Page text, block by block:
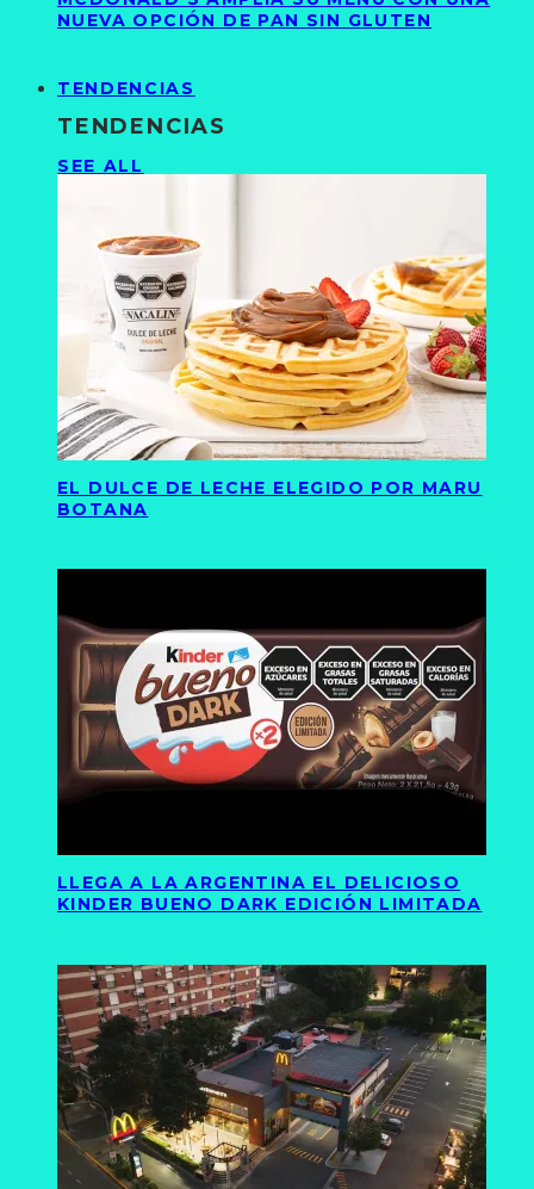
NUEVA OPCIÓN DE PAN SIN GLUTEN
TENDENCIAS
TENDENCIAS
SEE ALL
EL DULCE DE LECHE ELEGIDO POR MARU
BOTANA
LLEGA A LA ARGENTINA EL DELICIOSO
KINDER BUENO DARK EDICIÓN LIMITADA